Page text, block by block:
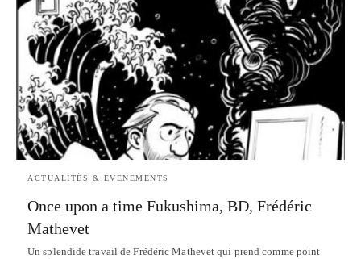
ACTUALITÉS & ÉVENEMENTS
Once upon a time Fukushima, BD, Frédéric
Mathevet
Un splendide travail de Frédéric Mathevet qui prend comme point